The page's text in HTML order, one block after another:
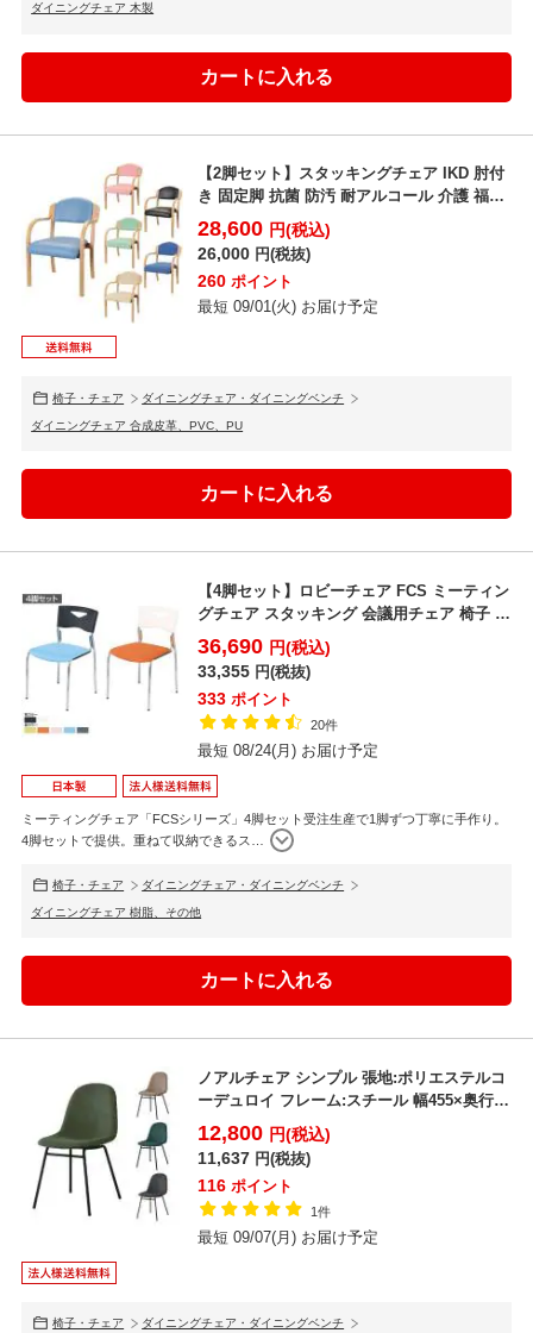
ダイニングチェア 木製
【2脚セット】スタッキングチェア IKD 肘付
き 固定脚 抗菌 防汚 耐アルコール 介護 福祉
医...
28,600 円(税込)
26,000 円(税抜)
260 ポイント
最短 09/01(火) お届け予定
椅子・チェア ダイニングチェア・ダイニングベンチ
ダイニングチェア 合成皮革、PVC、PU
【4脚セット】ロビーチェア FCS ミーティン
グチェア スタッキング 会議用チェア 椅子 お
しゃれ ...
36,690 円(税込)
33,355 円(税抜)
333 ポイント
20件
最短 08/24(月) お届け予定
ミーティングチェア「FCSシリーズ」4脚セット受注生産で1脚ずつ丁寧に手作り。
4脚セットで提供。重ねて収納できるス
椅子・チェア ダイニングチェア・ダイニングベンチ
ダイニングチェア 樹脂、その他
ノアルチェア シンプル 張地:ポリエステルコ
ーデュロイ フレーム:スチール 幅455×奥行
560×座...
12,800 円(税込)
11,637 円(税抜)
116 ポイント
1件
最短 09/07(月) お届け予定
椅子・チェア ダイニングチェア・ダイニングベンチ